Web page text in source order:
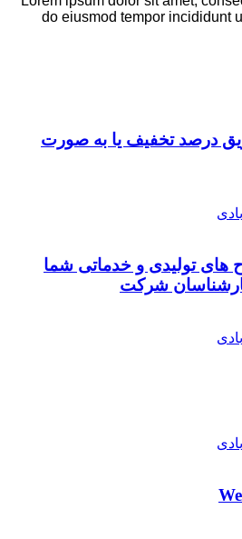
do eiusmod tempor incididunt
درصد تخفیف یا به صورت
های تولیدی و خدماتی شما
شرکت